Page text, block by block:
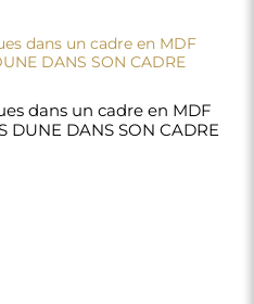
dans un cadre en MDF
DANS SON CADRE